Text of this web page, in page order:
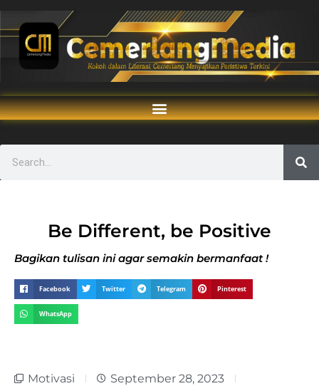
Be Different, be Positive
Bagikan tulisan ini agar semakin bermanfaat !
Facebook Twitter Telegram Pinterest
WhatsApp
Motivasi
September 28, 2023